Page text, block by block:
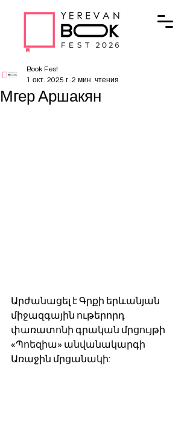
Мгер Аршакян
Book Fest
1 окт. 2025 г. 2 мин. чтения
Արժանացել է Գրքի երևանյան
միջազգային ութերորդ
փառատոնի գրական մրցույթի
«Պոեզիա» անվանակարգի
Առաջին մրցանակի: